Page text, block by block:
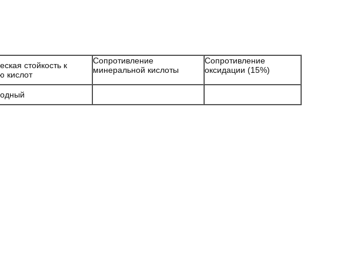
стойкость к
кислот
Сопротивление
минеральной кислоты
Сопротивление
оксидации (15%)